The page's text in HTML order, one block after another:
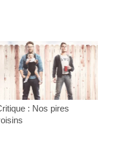
: Nos pires